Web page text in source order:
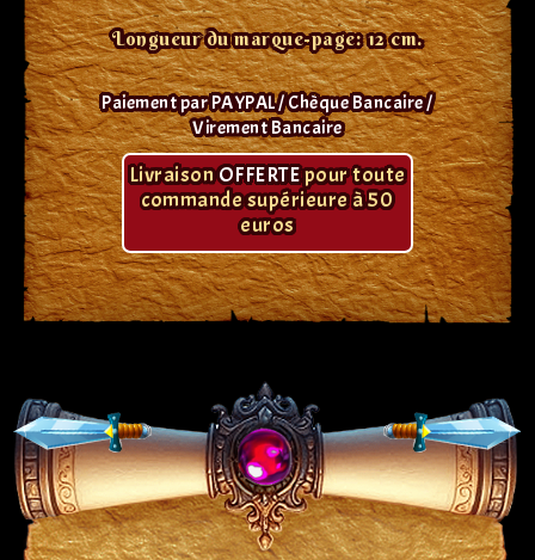
Longueur du marque-page: 12 cm.
Paiement par PAYPAL / Chèque Bancaire /
Virement Bancaire
LivraisonOFFERTEpour toute
commande supérieure à 50
euros